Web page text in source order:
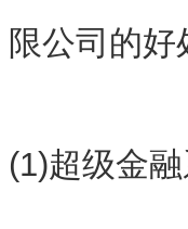
限公司的好
(1)超级金